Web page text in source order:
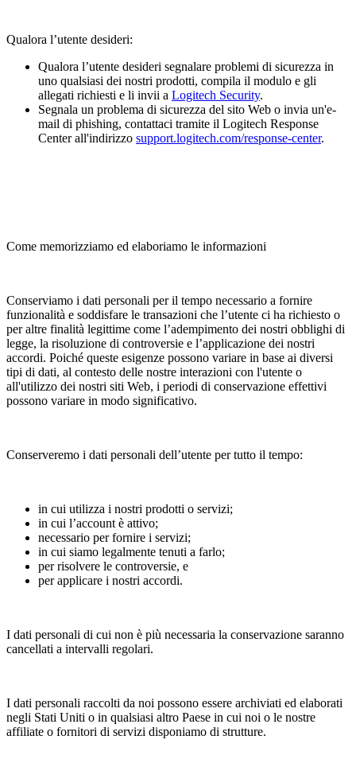
Qualora l’utente desideri:
Qualora l’utente desideri segnalare problemi di sicurezza in
uno qualsiasi dei nostri prodotti, compila il modulo e gli
allegati richiesti e li invii a Logitech Security.
Segnala un problema di sicurezza del sito Web o invia un'e-
mail di phishing, contattaci tramite il Logitech Response
Center all'indirizzo support.logitech.com/response-center.
Come memorizziamo ed elaboriamo le informazioni
Conserviamo i dati personali per il tempo necessario a fornire
funzionalità e soddisfare le transazioni che l’utente ci ha richiesto o
per altre finalità legittime come l’adempimento dei nostri obblighi di
legge, la risoluzione di controversie e l’applicazione dei nostri
accordi. Poiché queste esigenze possono variare in base ai diversi
tipi di dati, al contesto delle nostre interazioni con l'utente o
all'utilizzo dei nostri siti Web, i periodi di conservazione effettivi
possono variare in modo significativo.
Conserveremo i dati personali dell’utente per tutto il tempo:
in cui utilizza i nostri prodotti o servizi;
in cui l’account è attivo;
necessario per fornire i servizi;
in cui siamo legalmente tenuti a farlo;
per risolvere le controversie, e
per applicare i nostri accordi.
I dati personali di cui non è più necessaria la conservazione saranno
cancellati a intervalli regolari.
I dati personali raccolti da noi possono essere archiviati ed elaborati
negli Stati Uniti o in qualsiasi altro Paese in cui noi o le nostre
affiliate o fornitori di servizi disponiamo di strutture.